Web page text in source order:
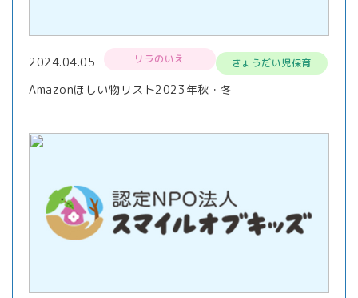
2024.04.05 リラのいえ きょうだい児保育
Amazonほしい物リスト2023年秋・冬